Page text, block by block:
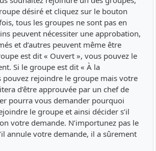
désiré et cliquez sur le bouton
tous les groupes ne sont pas en
peuvent nécessiter une approbation,
et d’autres peuvent même être
est dit « Ouvert », vous pouvez le
Si le groupe est dit « À la
pouvez rejoindre le groupe mais votre
d’être approuvée par un chef de
pourra vous demander pourquoi
le groupe et ainsi décider s’il
votre demande. N’importunez pas le
annule votre demande, il a sûrement